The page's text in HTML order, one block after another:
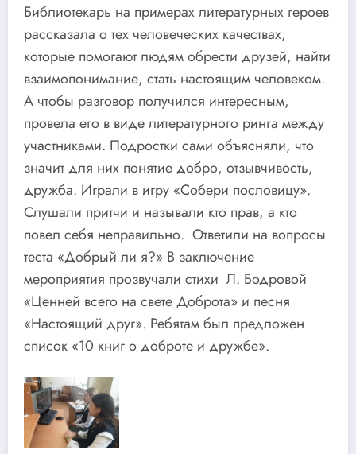
Библиотекарь на примерах литературных героев
рассказала о тех человеческих качествах,
которые помогают людям обрести друзей, найти
взаимопонимание, стать настоящим человеком.
А чтобы разговор получился интересным,
провела его в виде литературного ринга между
участниками. Подростки сами объясняли, что
значит для них понятие добро, отзывчивость,
дружба. Играли в игру «Собери пословицу».
Слушали притчи и называли кто прав, а кто
повел себя неправильно. Ответили на вопросы
теста «Добрый ли я?» В заключение
мероприятия прозвучали стихи Л. Бодровой
«Ценней всего на свете Доброта» и песня
«Настоящий друг». Ребятам был предложен
список «10 книг о доброте и дружбе».